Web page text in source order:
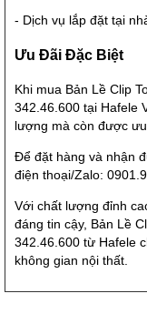
- Dịch vụ lắp đặt tại
Ưu Đãi Đặc Biệt
Khi mua Bản Lề Clip
342.46.600 tại Hafele
lượng mà còn được
Để đặt hàng và nhận
điện thoại/Zalo:
Với chất lượng đỉnh
đáng tin cậy, Bản Lề
342.46.600 từ Hafele
không gian nội thất.